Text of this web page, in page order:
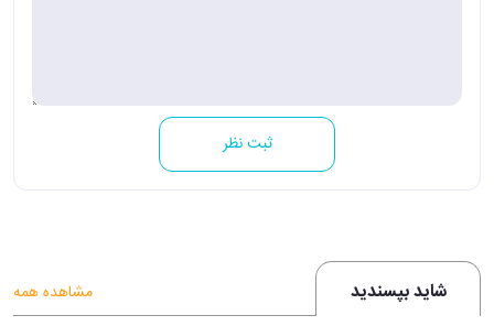
ثبت نظر
شاید بپسندید مشاهده همه